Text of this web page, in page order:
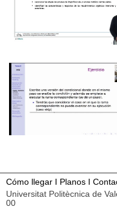
Cómo llegar I Planos I
Universitat Politècnica de
00